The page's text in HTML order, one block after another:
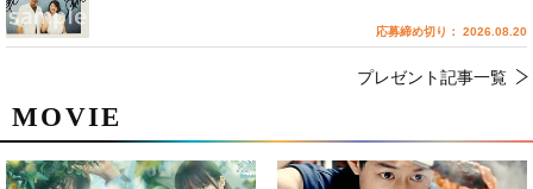
MOVIE
応募締め切り： 2026.08.20
プレゼント記事一覧